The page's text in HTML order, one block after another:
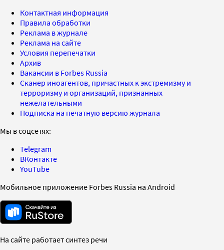
Контактная информация
Правила обработки
Реклама в журнале
Реклама на сайте
Условия перепечатки
Архив
Вакансии в Forbes Russia
Сканер иноагентов, причастных к экстремизму и
терроризму и организаций, признанных
нежелательными
Подписка на печатную версию журнала
Мы в соцсетях:
Telegram
ВКонтакте
YouTube
Мобильное приложение Forbes Russia на Android
На сайте работает синтез речи